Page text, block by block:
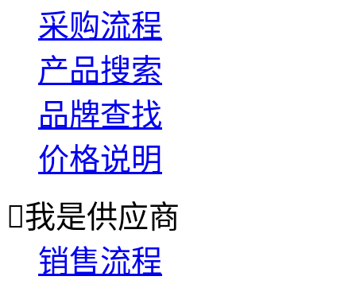
采购流程
产品搜索
品牌查找
价格说明
我是供应商
销售流程